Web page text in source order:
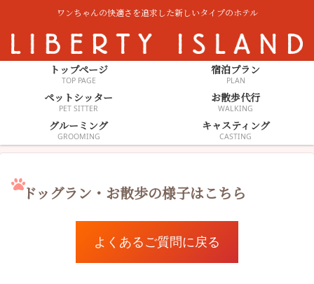
ワンちゃんの快適さを追求した新しいタイプのホテル
トップページ
TOP PAGE
宿泊プラン
PLAN
ペットシッター
PET SITTER
お散歩代行
WALKING
グルーミング
GROOMING
キャスティング
CASTING
ドッグラン・お散歩の様子はこちら
よくあるご質問に戻る